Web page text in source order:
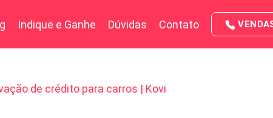
Indique e Ganhe Dúvidas Contato
de crédito para carros | Kovi